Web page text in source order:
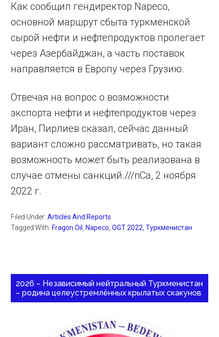
Как сообщил гендиректор Napeco,
основной маршрут сбыта туркменской
сырой нефти и нефтепродуктов пролегает
через Азербайджан, а часть поставок
направляется в Европу через Грузию.
Отвечая на вопрос о возможности
экспорта нефти и нефтепродуктов через
Иран, Пирлиев сказал, сейчас данный
вариант сложно рассматривать, но такая
возможность может быть реализована в
случае отмены санкций.///nCa, 2 ноября
2022 г.
Filed Under:Articles And Reports
Tagged With: Fragon Oil Napeco ,OGT 2022 ,Туркменистан
2026 – Независимый нейтральный Туркменистан
– родина целеустремлённых крылатых скакунов